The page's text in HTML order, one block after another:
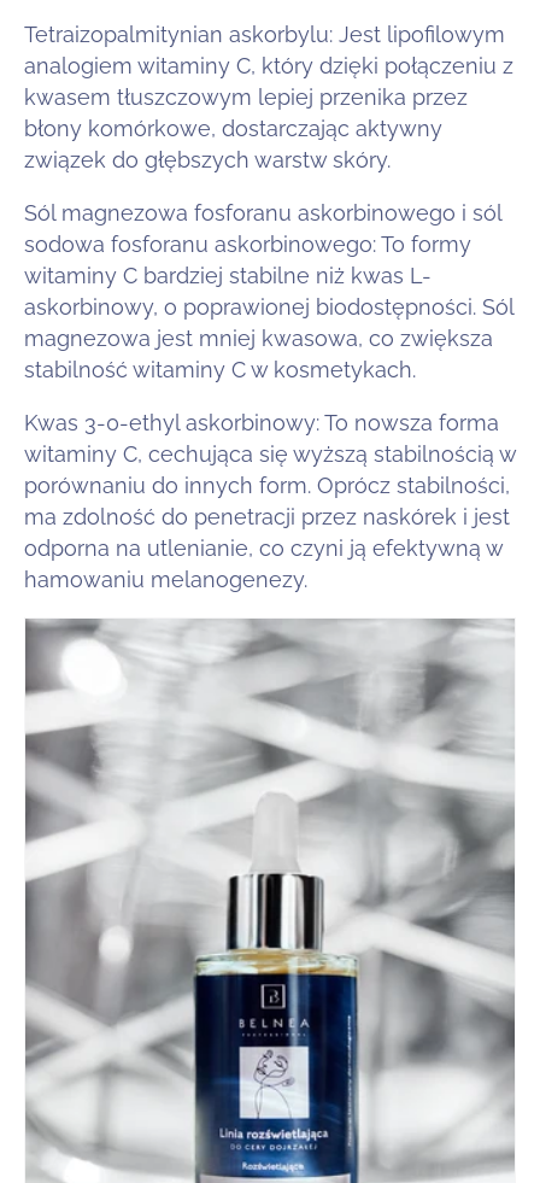
Tetraizopalmitynian askorbylu: Jest lipofilowym
analogiem witaminy C, który dzięki połączeniu z
kwasem tłuszczowym lepiej przenika przez
błony komórkowe, dostarczając aktywny
związek do głębszych warstw skóry.
Sól magnezowa fosforanu askorbinowego i sól
sodowa fosforanu askorbinowego: To formy
witaminy C bardziej stabilne niż kwas L-
askorbinowy, o poprawionej biodostępności. Sól
magnezowa jest mniej kwasowa, co zwiększa
stabilność witaminy C w kosmetykach.
Kwas 3-0-ethyl askorbinowy: To nowsza forma
witaminy C, cechująca się wyższą stabilnością w
porównaniu do innych form. Oprócz stabilności,
ma zdolność do penetracji przez naskórek i jest
odporna na utlenianie, co czyni ją efektywną w
hamowaniu melanogenezy.